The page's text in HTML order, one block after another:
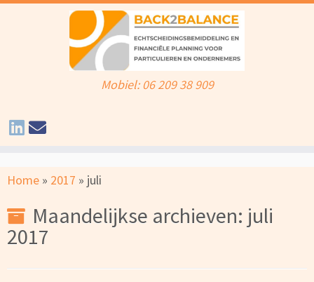
naar
Mobiel: 06 209 38 909
Home » 2017 » juli
Maandelijkse archieven: juli
2017